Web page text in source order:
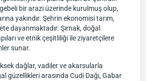
bir arazi üzerinde kurulmuş olup,
yakındır. Şehrin ekonomisi tarım,
dayanmaktadır. Şırnak, doğal
ve etnik çeşitliliği ile ziyaretçilere
sunar.
dağlar, vadiler ve akarsularla
güzellikleri arasında Cudi Dağı, Gabar